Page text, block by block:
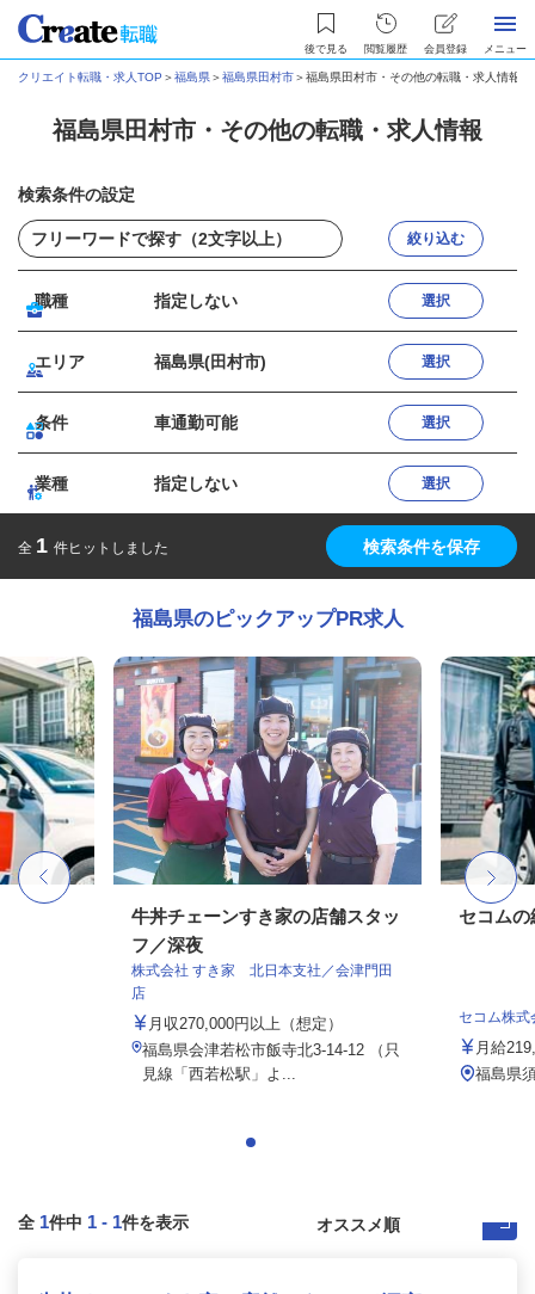
後で見る 閲覧履歴 会員登録 メニュー
クリエイト転職・求人TOP ＞福島県＞福島県田村市＞福島県田村市・その他の転職・求人情報
福島県田村市・その他の転職・求人情報
検索条件の設定
絞り込む
職種 指定しない 選択
エリア 福島県(田村市) 選択
条件 車通勤可能 選択
業種 指定しない 選択
全 1 件ヒットしました 検索条件を保存
福島県のピックアップPR求人
牛丼チェーンすき家の店舗スタッ
フ／深夜
株式会社 すき家 北日本支社／会津門田
店
月収270,000円以上（想定）
福島県会津若松市飯寺北3-14-12 （只
見線「西若松駅」よ...
セコムの
セコム株式
月給
福島県
全 1件中 1 - 1件を表示